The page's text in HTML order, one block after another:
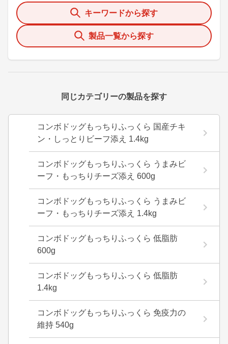
キーワードから探す
製品一覧から探す
同じカテゴリーの製品を探す
コンボドッグもっちりふっくら 国産チキ
ン・しっとりビーフ添え 1.4kg
コンボドッグもっちりふっくら うまみビ
ーフ・もっちりチーズ添え 600g
コンボドッグもっちりふっくら うまみビ
ーフ・もっちりチーズ添え 1.4kg
コンボドッグもっちりふっくら 低脂肪
600g
コンボドッグもっちりふっくら 低脂肪
1.4kg
コンボドッグもっちりふっくら 免疫力の
維持 540g